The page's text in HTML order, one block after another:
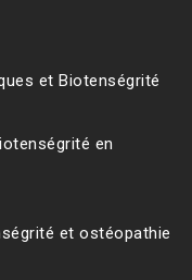
et Biotenségrité
en
et ostéopathie